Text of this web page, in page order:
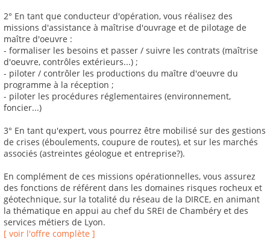
2° En tant que conducteur d'opération, vous réalisez des
missions d'assistance à maîtrise d'ouvrage et de pilotage de
maître d'oeuvre :
- formaliser les besoins et passer / suivre les contrats (maîtrise
d'oeuvre, contrôles extérieurs...) ;
- piloter / contrôler les productions du maître d'oeuvre du
programme à la réception ;
- piloter les procédures réglementaires (environnement,
foncier...)
3° En tant qu'expert, vous pourrez être mobilisé sur des gestions
de crises (éboulements, coupure de routes), et sur les marchés
associés (astreintes géologue et entreprise?).
En complément de ces missions opérationnelles, vous assurez
des fonctions de référent dans les domaines risques rocheux et
géotechnique, sur la totalité du réseau de la DIRCE, en animant
la thématique en appui au chef du SREI de Chambéry et des
services métiers de Lyon.
[ voir l'offre complète ]